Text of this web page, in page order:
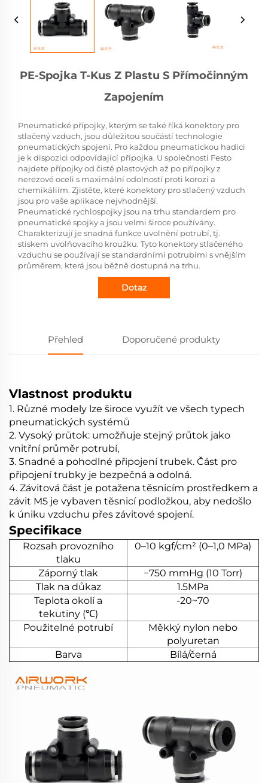
PE-Spojka T-Kus Z Plastu S Přímočinným
Zapojením
Pneumatické přípojky, kterým se také říká konektory pro
stlačený vzduch, jsou důležitou součástí technologie
pneumatických spojení. Pro každou pneumatickou hadici
je k dispozici odpovídající přípojka. U společnosti Festo
najdete přípojky od čistě plastových až po přípojky z
nerezové oceli s maximální odolností proti korozi a
chemikáliím. Zjistěte, které konektory pro stlačený vzduch
jsou pro vaše aplikace nejvhodnější.
Pneumatické rychlospojky jsou na trhu standardem pro
pneumatické spojky a jsou velmi široce používány.
Charakterizují je snadná funkce uvolnění potrubí, tj.
stiskem uvolňovacího kroužku. Tyto konektory stlačeného
vzduchu se používají se standardními potrubími s vnějším
průměrem, která jsou běžně dostupná na trhu.
Dotaz
Přehled Doporučené produkty
Vlastnost produktu
1. Různé modely lze široce využít ve všech typech
pneumatických systémů
2. Vysoký průtok: umožňuje stejný průtok jako
vnitřní průměr potrubí,
3. Snadné a pohodlné připojení trubek. Část pro
připojení trubky je bezpečná a odolná.
4. Závitová část je potažena těsnicím prostředkem a
závit M5 je vybaven těsnicí podložkou, aby nedošlo
k úniku vzduchu přes závitové spojení.
Specifikace
Rozsah provozního
tlaku
0–10 kgf/cm² (0–1,0 MPa)
Záporný tlak
−750 mmHg (10 Torr)
Tlak na důkaz
1.5MPa
Teplota okolí a
tekutiny (℃)
-20~70
Použitelné potrubí
Měkký nylon nebo
polyuretan
Barva
Bílá/černá